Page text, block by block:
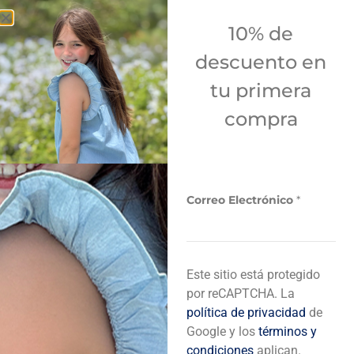
REBAJA
FRANELA BLANCA
REF 20,00
REF 12,00
+
REF20,00
10% de
descuento en
tu primera
compra
Correo Electrónico *
l
e
t
r
ó
Este sitio está protegido
por reCAPTCHA. La
política de privacidad de
Google y los términos y
condicionesaplican.